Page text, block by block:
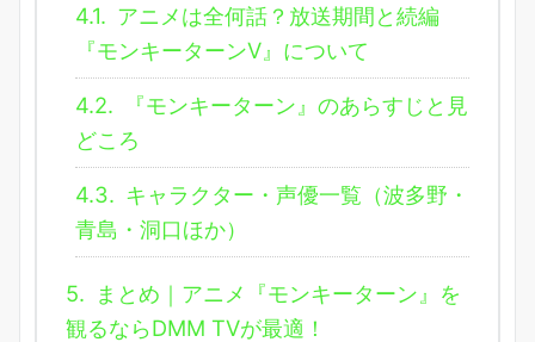
4.1. アニメは全何話？放送期間と続編
『モンキーターンV』について
4.2.
『モンキーターン』のあらすじと見
どころ
4.3. キャラクター・声優一覧（波多野・
青島・洞口ほか）
5.
まとめ｜アニメ『モンキーターン』を
観るならDMM TVが最適！